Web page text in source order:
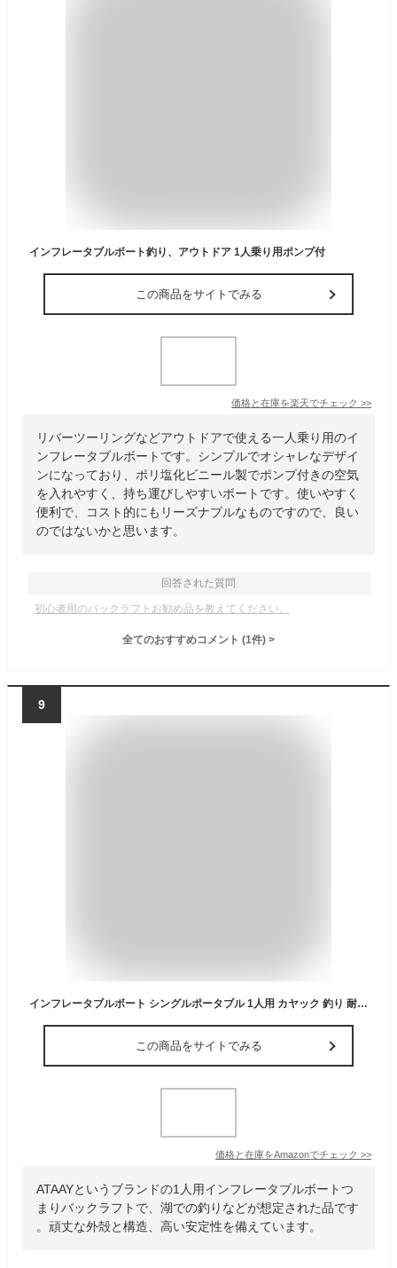
インフレータブルボート釣り、アウトドア 1人乗り用ポンプ付
この商品をサイトでみる
価格と在庫を楽天でチェック >>
リバーツーリングなどアウトドアで使える一人乗り用のイ
ンフレータブルボートです。シンプルでオシャレなデザイ
ンになっており、ポリ塩化ビニール製でポンプ付きの空気
を入れやすく、持ち運びしやすいボートです。使いやすく
便利で、コスト的にもリーズナブルなものですので、良い
のではないかと思います。
回答された質問
初心者用のバックラフトお勧め品を教えてください。
全てのおすすめコメント (1件) >
9
インフレータブルボート シングルポータブル 1人用 カヤック 釣り 耐摩耗性エアマット ボトム 折りたたみ式インフレータブルボート すべてのアクセサリー付き カヤック
この商品をサイトでみる
価格と在庫をAmazonでチェック >>
ATAAYというブランドの1人用インフレータブルボートつ
まりバックラフトで、湖での釣りなどが想定された品です
。頑丈な外殻と構造、高い安定性を備えています。